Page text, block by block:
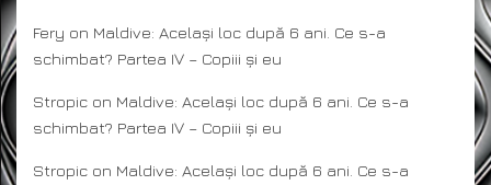
Fery on Maldive: Același loc după 6 ani. Ce s-a
schimbat? Partea IV – Copiii și eu
Stropic on Maldive: Același loc după 6 ani. Ce s-a
schimbat? Partea IV – Copiii și eu
Stropic on Maldive: Același loc după 6 ani. Ce s-a